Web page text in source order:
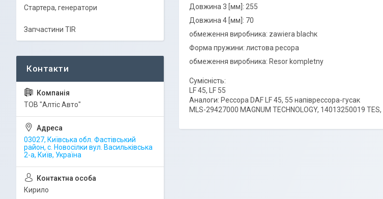
Довжина 3 [мм]: 255
Довжина 4 [мм]: 70
обмеження виробника: zawiera blachк
Форма пружини: листова ресора
обмеження виробника: Resor kompletny
Сумісність:
LF 45, LF 55
Аналоги: Рессора DAF LF 45, 55 напіврессора-гусак
MLS-29427000 MAGNUM TECHNOLOGY, 14013250019
Стартера, генератори
Запчастини TIR
ТОВ "Алтіс Авто"
03027, Київська обл. Фастівський
район, с. Новосілки вул. Васильківська
2-а, Київ, Україна
Кирило